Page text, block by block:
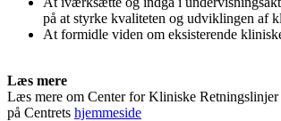
på at styrke kvaliteten og udviklingen af
At formidle viden om eksisterende
Læs mere
Læs mere om Center for Kliniske Retningslinjer
på Centrets hjemmeside